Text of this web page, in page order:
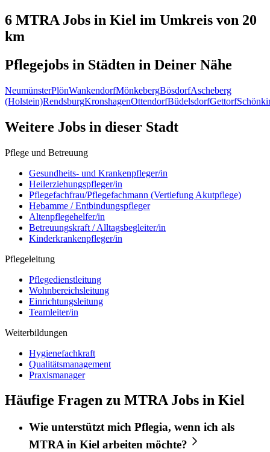
6 MTRA Jobs in Kiel im Umkreis von 20
km
Pflegejobs in Städten in Deiner Nähe
NeumünsterPlönWankendorfMönkebergBösdorfAscheberg
(Holstein)RendsburgKronshagenOttendorfBüdelsdorfGettorf
Weitere Jobs in dieser Stadt
Pflege und Betreuung
Gesundheits- und Krankenpfleger/in
Heilerziehungspfleger/in
Pflegefachfrau/Pflegefachmann (Vertiefung Akutpflege)
Hebamme / Entbindungspfleger
Altenpflegehelfer/in
Betreuungskraft / Alltagsbegleiter/in
Kinderkrankenpfleger/in
Pflegeleitung
Pflegedienstleitung
Wohnbereichsleitung
Einrichtungsleitung
Teamleiter/in
Weiterbildungen
Hygienefachkraft
Qualitätsmanagement
Praxismanager
Häufige Fragen zu MTRA Jobs in Kiel
Wie unterstützt mich Pflegia, wenn ich als
MTRAin Kiel arbeiten möchte?